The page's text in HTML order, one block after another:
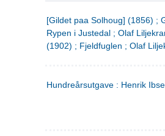
[Gildet paa Solhoug] (1856) ;
Rypen i Justedal ; Olaf
(1902) ; Fjeldfuglen ; Olaf
Hundreårsutgave : Henrik